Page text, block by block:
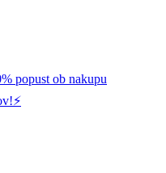
popust ob nakupu